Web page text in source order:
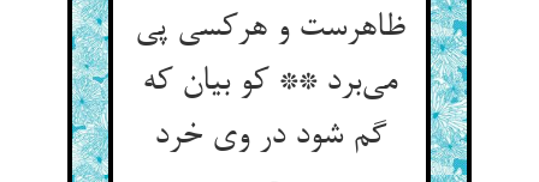
ظاهرست و هرکسی پی
می‌برد ** کو بیان که
گم شود در وی خرد